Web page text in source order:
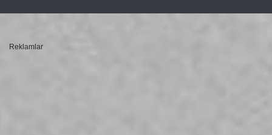
Reklamlar